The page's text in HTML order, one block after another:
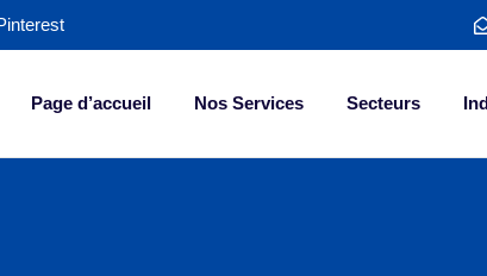
Page d’accueil Nos Services Secteurs